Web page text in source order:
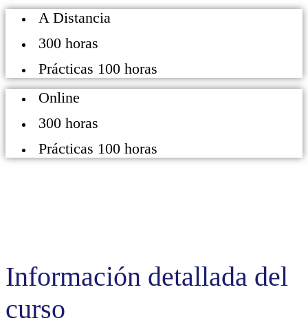
A Distancia
300 horas
Prácticas 100 horas
Online
300 horas
Prácticas 100 horas
Información detallada del
curso